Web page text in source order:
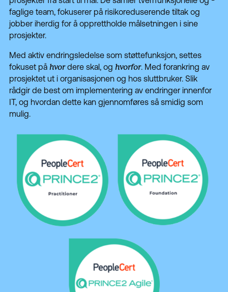
faglige team, fokuserer på risikoreduserende tiltak og
jobber iherdig for å opprettholde målsetningen i sine
prosjekter.
Med aktiv endringsledelse som støttefunksjon, settes
fokuset på hvordere skal, og hvorfor. Med forankring av
prosjektet ut i organisasjonen og hos sluttbruker. Slik
rådgir de best om implementering av endringer innenfor
IT, og hvordan dette kan gjennomføres så smidig som
mulig.